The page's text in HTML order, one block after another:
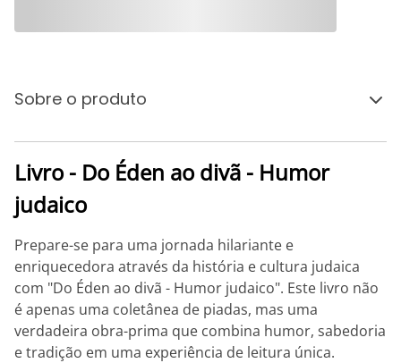
Sobre o produto
Livro - Do Éden ao divã - Humor
judaico
Prepare-se para uma jornada hilariante e
enriquecedora através da história e cultura judaica
com "Do Éden ao divã - Humor judaico". Este livro não
é apenas uma coletânea de piadas, mas uma
verdadeira obra-prima que combina humor, sabedoria
e tradição em uma experiência de leitura única.